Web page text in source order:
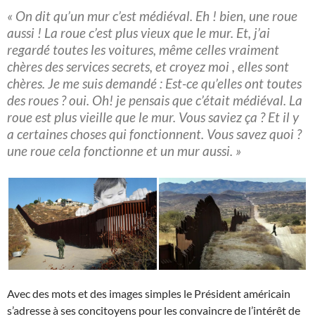
« On dit qu’un mur c’est médiéval. Eh ! bien, une roue
aussi ! La roue c’est plus vieux que le mur. Et, j’ai
regardé toutes les voitures, même celles vraiment
chères des services secrets, et croyez moi , elles sont
chères. Je me suis demandé : Est-ce qu’elles ont toutes
des roues ? oui. Oh! je pensais que c’était médiéval. La
roue est plus vieille que le mur. Vous saviez ça ? Et il y
a certaines choses qui fonctionnent. Vous savez quoi ?
une roue cela fonctionne et un mur aussi. »
Avec des mots et des images simples le Président américain
s’adresse à ses concitoyens pour les convaincre de l’intérêt de